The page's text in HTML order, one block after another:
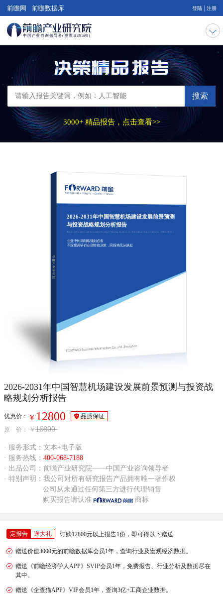
前瞻网 前瞻数据库 登陆 注册
搜索
3000+ 精品报告，点击查看>>
2026-2031年中国智慧机场建设发展前景预测
与投资战略规划分析报告
Report of Prospects and Investment Strategy Planning Analysis on China Smart Airport Industry（2026-2031）
企业中长期战略规划必备
不深度调研行业形势就决策，回报将无从谈起
2026-2031年中国智慧机场建设发展前景预测与投资战
略规划分析报告
优惠价： ￥ 12800
品质保证
原 价： ￥16800
· 服务形式：文本+电子版
· 服务热线： 400-068-7188
· 出品公司：前瞻产业研究院——中国产业咨询领导者
· 特别声明：我公司对所有研究报告产品拥有唯一著作权
公司从未通过任何第三方进行代理销售
购买报告请认准
商标
定报告 送大礼 订购12800元以上报告1份，即可得以下赠送
赠送价值3000元的前瞻数据库会员1年，查询行业及宏观经济数据。
赠送《前瞻经济学人APP》SVIP会员1年，免费报告、行业分析及数据尽在
其中。
赠送《企查猫APP》VIP会员1年，查询3亿+工商企业数据。